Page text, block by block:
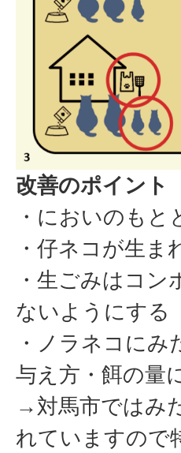
改善のポイント
・においのも
・仔ネコが生
・生ごみはコ
ないようにする
・ノラネコに
与え方・餌の量
→対馬市ではみ
れていますので